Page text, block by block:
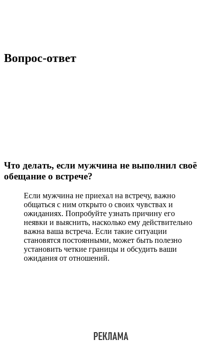
Вопрос-ответ
Что делать, если мужчина не выполнил своё
обещание о встрече?
Если мужчина не приехал на встречу, важно
общаться с ним открыто о своих чувствах и
ожиданиях. Попробуйте узнать причину его
неявки и выяснить, насколько ему действительно
важна ваша встреча. Если такие ситуации
становятся постоянными, может быть полезно
установить четкие границы и обсудить ваши
ожидания от отношений.